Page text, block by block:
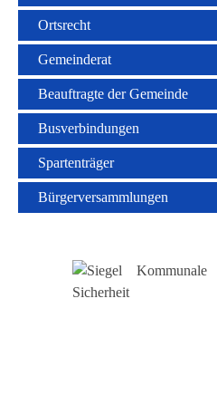
Ortsrecht
Gemeinderat
Beauftragte der Gemeinde
Busverbindungen
Spartenträger
Bürgerversammlungen